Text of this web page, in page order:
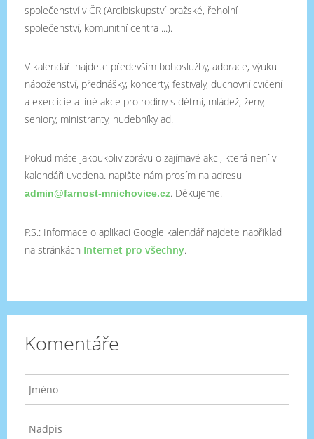
společenství v ČR (Arcibiskupství pražské, řeholní
společenství, komunitní centra ...).
V kalendáři najdete především bohoslužby, adorace, výuku
náboženství, přednášky, koncerty, festivaly, duchovní cvičení
a exercicie a jiné akce pro rodiny s dětmi, mládež, ženy,
seniory, ministranty, hudebníky ad.
Pokud máte jakoukoliv zprávu o zajímavé akci, která není v
kalendáři uvedena. napište nám prosím na adresu
admin@farnost-mnichovice.cz. Děkujeme.
P.S.: Informace o aplikaci Google kalendář najdete například
na stránkách Internet pro všechny.
Komentáře